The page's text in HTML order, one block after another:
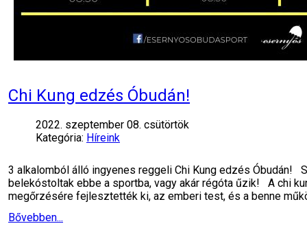
Chi Kung edzés Óbudán!
2022. szeptember 08. csütörtök
Kategória: Híreink
3 alkalomból álló ingyenes reggeli Chi Kung edzés Óbudán!
belekóstoltak ebbe a sportba, vagy akár régóta űzik! A chi
megőrzésére fejlesztették ki, az emberi test, és a benne
Bővebben...